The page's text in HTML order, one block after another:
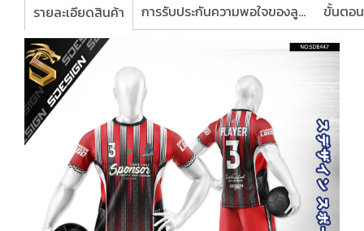
รายละเอียดสินค้า การรับประกันความพอใจของลูกค้า